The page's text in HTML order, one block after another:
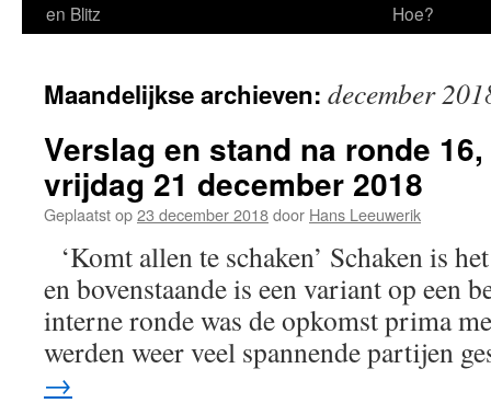
en Blitz
Hoe?
Maandelijkse archieven: december
Verslag en stand na ronde
vrijdag 21 december 2018
Geplaatst op23 december 2018door Hans Leeuwerik
‘Komt allen te schaken’ Schaken is
en bovenstaande is een variant op een
interne ronde was de opkomst prima
werden weer veel spannende partijen
→